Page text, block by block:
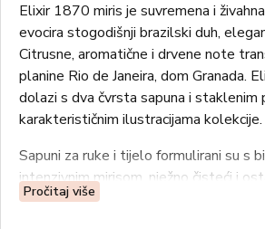
Elixir 1870 miris je suvremena i
evocira stogodišnji brazilski duh,
Citrusne, aromatične i drvene note
planine Rio de Janeira, dom Granada.
dolazi s dva čvrsta sapuna i staklenim
karakterističnim ilustracijama kolekcije.
Sapuni za ruke i tijelo formulirani su s
intenzivnim mirisom, nježno čisteći i
mirisnom. Osim toga, obogaćeni su
Pročitaj više